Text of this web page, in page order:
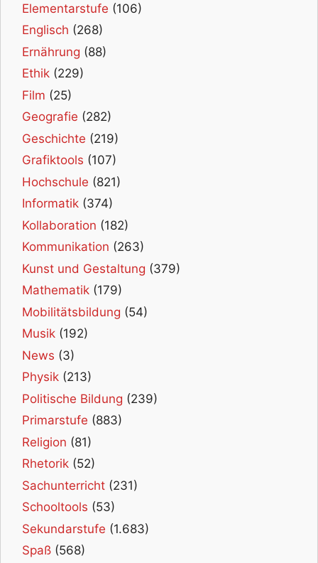
Elementarstufe (106)
Englisch (268)
Ernährung (88)
Ethik (229)
Film (25)
Geografie (282)
Geschichte (219)
Grafiktools (107)
Hochschule (821)
Informatik (374)
Kollaboration (182)
Kommunikation (263)
Kunst und Gestaltung (379)
Mathematik (179)
Mobilitätsbildung (54)
Musik (192)
News (3)
Physik (213)
Politische Bildung (239)
Primarstufe (883)
Religion (81)
Rhetorik (52)
Sachunterricht (231)
Schooltools (53)
Sekundarstufe (1.683)
Spaß (568)